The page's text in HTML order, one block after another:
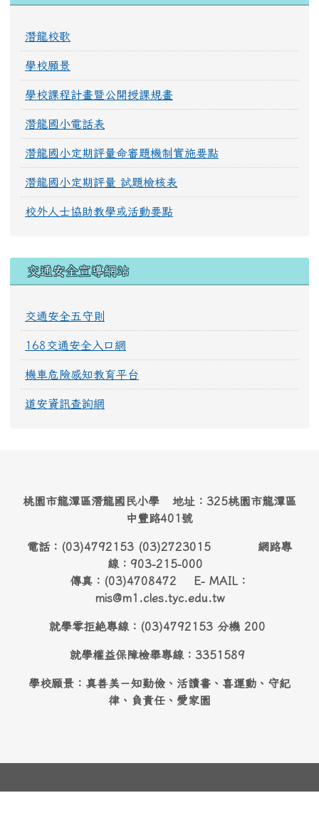
潛龍校歌
學校願景
學校課程計畫暨公開授課規畫
潛龍國小電話表
潛龍國小定期評量命審題機制實施要點
潛龍國小定期評量 試題檢核表
校外人士協助教學或活動要點
交通安全宣導網站
交通安全五守則
168交通安全入口網
機車危險感知教育平台
道安資訊查詢網
桃園市龍潭區潛龍國民小學 地址：325桃園市龍潭區
中豐路401號
電話：(03)4792153 (03)2723015 網路專
線：903-215-000
傳真：(03)4708472 E- MAIL：
mis@m1.cles.tyc.edu.tw
就學零拒絶專線：(03)4792153 分機 200
就學權益保障檢舉專線：3351589
學校願景：真善美－知勤儉、活讀書、喜運動、守紀
律、負責任、愛家園